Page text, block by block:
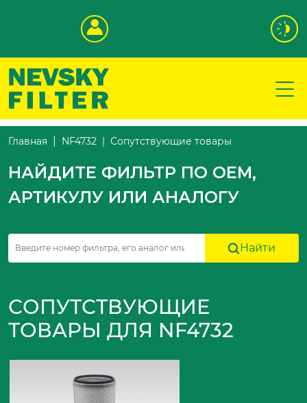
Главная NF4732 Сопутствующие товары
НАЙДИТЕ ФИЛЬТР ПО OEM,
АРТИКУЛУ ИЛИ АНАЛОГУ
Найти
СОПУТСТВУЮЩИЕ
ТОВАРЫ ДЛЯ NF4732